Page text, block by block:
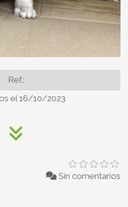
Ref.:
el 16/10/2023
Sin comentarios